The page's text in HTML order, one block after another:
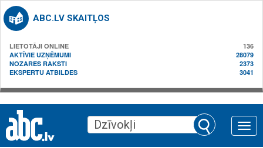
ABC.LV SKAITĻOS
LIETOTĀJI ONLINE
136
AKTĪVIE UZŅĒMUMI
28079
NOZARES RAKSTI
2373
EKSPERTU ATBILDES
3041
Toggle